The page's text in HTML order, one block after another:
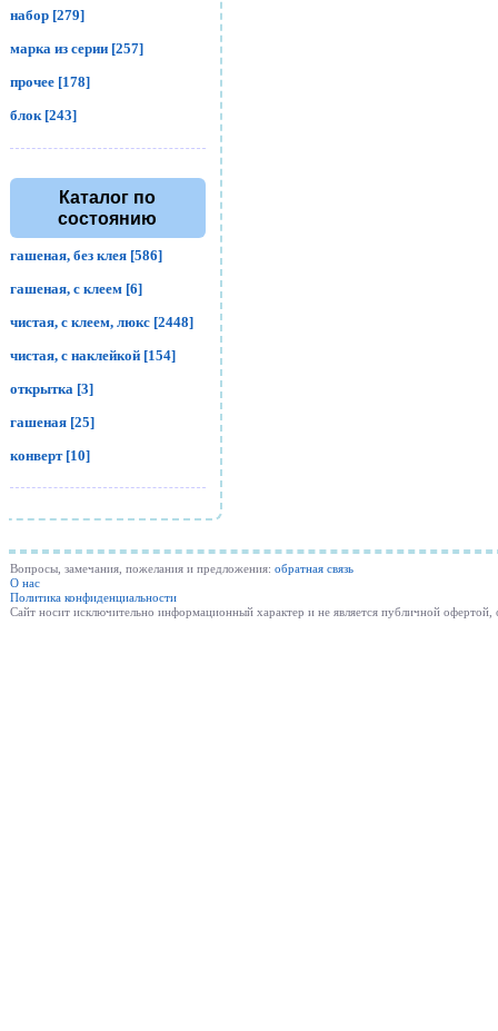
набор [279]
марка из серии [257]
прочее [178]
блок [243]
Каталог по
состоянию
гашеная, без клея [586]
гашеная, с клеем [6]
чистая, с клеем, люкс [2448]
чистая, с наклейкой [154]
открытка [3]
гашеная [25]
конверт [10]
Вопросы, замечания, пожелания и предложения: обратная связь
О нас
Политика конфиденциальности
Cайт носит исключительно информационный характер и не является публичной